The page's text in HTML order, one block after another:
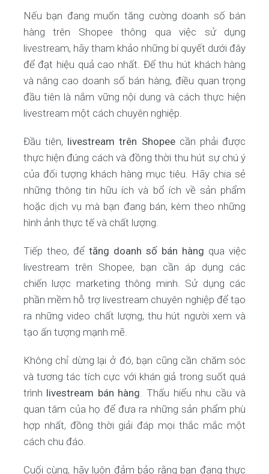
Nếu bạn đang muốn tăng cường doanh số bán
hàng trên Shopee thông qua việc sử dụng
livestream, hãy tham khảo những bí quyết dưới đây
để đạt hiệu quả cao nhất. Để thu hút khách hàng
và nâng cao doanh số bán hàng, điều quan trọng
đầu tiên là nắm vững nội dung và cách thực hiện
livestream một cách chuyên nghiệp.
Đầu tiên, livestream trên Shopeecần phải được
thực hiện đúng cách và đồng thời thu hút sự chú ý
của đối tượng khách hàng mục tiêu. Hãy chia sẻ
những thông tin hữu ích và bổ ích về sản phẩm
hoặc dịch vụ mà bạn đang bán, kèm theo những
hình ảnh thực tế và chất lượng.
Tiếp theo, để tăng doanh số bán hàng qua việc
livestream trên Shopee, bạn cần áp dụng các
chiến lược marketing thông minh. Sử dụng các
phần mềm hỗ trợ livestream chuyên nghiệp để tạo
ra những video chất lượng, thu hút người xem và
tạo ấn tượng mạnh mẽ.
Không chỉ dừng lại ở đó, bạn cũng cần chăm sóc
và tương tác tích cực với khán giả trong suốt quá
trình livestream bán hàng. Thấu hiểu nhu cầu và
quan tâm của họ để đưa ra những sản phẩm phù
hợp nhất, đồng thời giải đáp mọi thắc mắc một
cách chu đáo.
Cuối cùng, hãy luôn đảm bảo rằng bạn đang thực